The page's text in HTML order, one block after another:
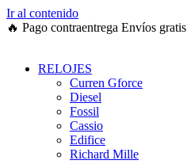
Ir al contenido
🔥 Pago contraentrega Envíos gratis
RELOJES
Curren Gforce
Diesel
Fossil
Cassio
Edifice
Richard Mille